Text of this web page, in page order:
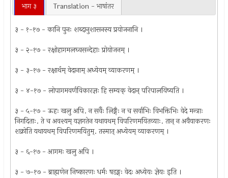
भाग ३ Translation - भाषांतर
३ - १-१७ - कानि पुनः शब्दानुशासनस्य प्रयोजनानि ।
३ - २-१७ - रक्षोहागमलघ्वसन्देहाः प्रोयोजनम् ।
३ - ३-१७ - रक्षार्थम् वेदानाम् अध्येयम् व्याकरणम् ।
३ - ४-१७ - लोपागमवर्णविकारज्ञः हि सम्यक् वेदान् परिपालयिष्यति ।
३ - ५-१७ - ऊहः खलु अपि. न सर्वैः लिङ्गैः न च सर्वाभिः विभक्तिभिः वेदे मन्त्राः
निगदिताः. ते च अवश्यम् यज्ञगतेन यथायथम् विपरिणमयितव्याः. तान् न अवैयाकरणः
शक्नोति यथायथम् विपरिणमयितुम्. तस्मात् अध्येयम् व्याकरणम् ।
३ - ६-१७ - आगमः खलु अपि ।
३ - ७-१७ - ब्राह्मणेन निष्कारणः धर्मः षडङ्गः वेदः अध्येयः ज्ञेयः इति ।